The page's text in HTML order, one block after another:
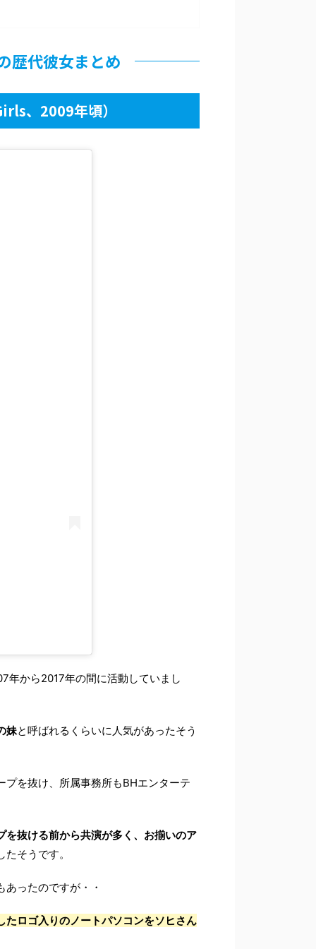
歴代彼女まとめ
、2009年頃）
から2017年の間に活動していまし
妹と呼ばれるくらいに人気があったそう
を抜け、所属事務所もBHエンターテ
を抜ける前から共演が多く、お揃いのア
そうです。
ったのですが・・
ロゴ入りのノートパソコンをソヒさん